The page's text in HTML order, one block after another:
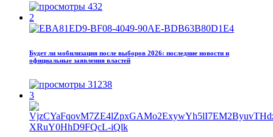
432
2
Будет ли мобилизация после выборов 2026: последние новости и
официальные заявления властей
31238
3